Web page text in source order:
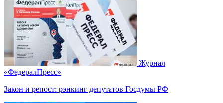
Журнал
«ФедералПресс»
Закон и репост: рэнкинг депутатов Госдумы РФ